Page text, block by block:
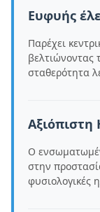
Ευφυής
Παρέχει
βελτιώνοντας
σταθερότητα
Αξιόπιστη
Ο
στην
φυσιολογικές